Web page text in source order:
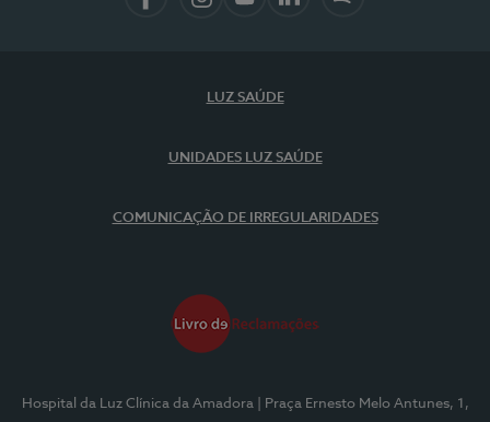
LUZ SAÚDE
UNIDADES LUZ SAÚDE
COMUNICAÇÃO DE IRREGULARIDADES
Hospital da Luz Clínica da Amadora
| Praça Ernesto Melo Antunes, 1,